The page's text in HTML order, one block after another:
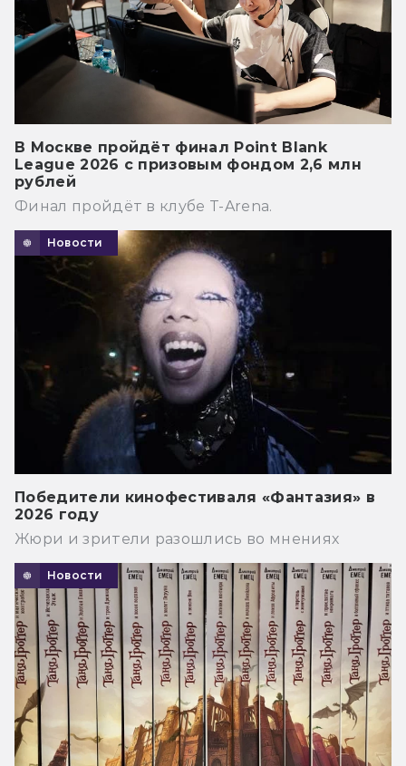
В Москве пройдёт финал Point Blank
League 2026 с призовым фондом 2,6 млн
рублей
Финал пройдёт в клубе T-Arena.
Новости
Победители кинофестиваля «Фантазия» в
2026 году
Жюри и зрители разошлись во мнениях
Новости